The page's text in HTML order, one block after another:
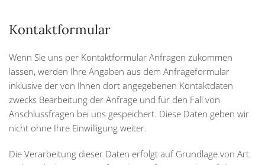
Kontaktformular
Wenn Sie uns per Kontaktformular Anfragen zukommen
lassen, werden Ihre Angaben aus dem Anfrageformular
inklusive der von Ihnen dort angegebenen Kontaktdaten
zwecks Bearbeitung der Anfrage und für den Fall von
Anschlussfragen bei uns gespeichert. Diese Daten geben wir
nicht ohne Ihre Einwilligung weiter.
Die Verarbeitung dieser Daten erfolgt auf Grundlage von Art.